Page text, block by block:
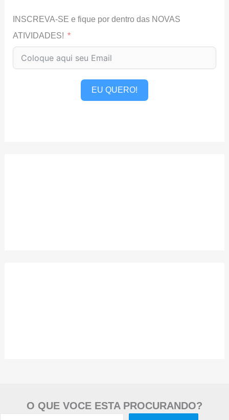
INSCREVA-SE e fique por dentro das NOVAS
ATIVIDADES!
EU QUERO!
O QUE VOCE ESTA PROCURANDO?